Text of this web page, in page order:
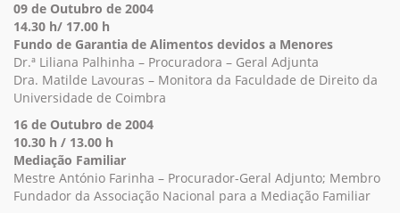
09 de Outubro de 2004
14.30 h/ 17.00 h
Fundo de Garantia de Alimentos devidos a Menores
Dr.ª Liliana Palhinha – Procuradora – Geral Adjunta
Dra. Matilde Lavouras – Monitora da Faculdade de Direito da
Universidade de Coimbra
16 de Outubro de 2004
10.30 h / 13.00 h
Mediação Familiar
Mestre António Farinha – Procurador-Geral Adjunto; Membro
Fundador da Associação Nacional para a Mediação Familiar